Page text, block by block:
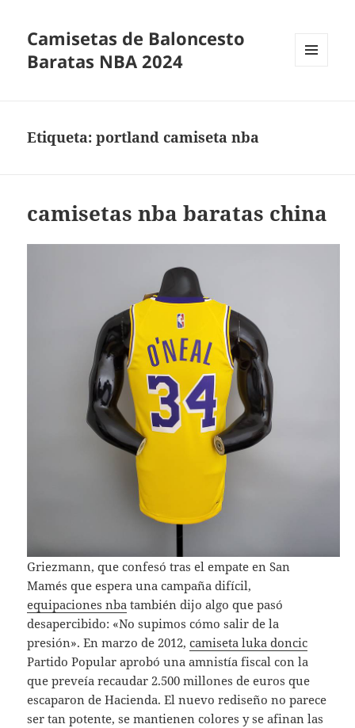
Camisetas de Baloncesto
Baratas NBA 2024
Etiqueta:portland camiseta nba
camisetas nba baratas china
Griezmann, que confesó tras el empate en San
Mamés que espera una campaña difícil,
equipaciones nba también dijo algo que pasó
desapercibido: «No supimos cómo salir de la
presión». En marzo de 2012,camiseta luka doncic
Partido Popular aprobó una amnistía fiscal con la
que preveía recaudar 2.500 millones de euros que
escaparon de Hacienda. El nuevo rediseño no parece
ser tan potente, se mantienen colores y se afinan las